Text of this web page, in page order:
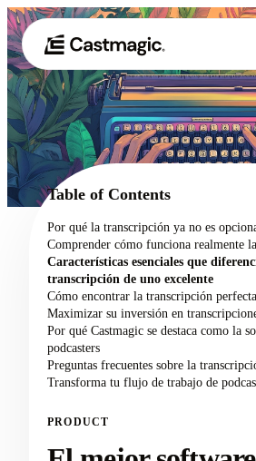
01 Producto
02 Casos de uso
Precios
Acerca de
Table of Contents
Por qué la transcripción ya no es
Comprender cómo funciona realmente
Características esenciales que
transcripción de uno excelente
Cómo encontrar la transcripción perfecta
Maximizar su inversión en
Por qué Castmagic se destaca como la
podcasters
Preguntas frecuentes sobre la
Transforma tu flujo de trabajo de
PRODUCT